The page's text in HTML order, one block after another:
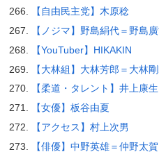
【自由民主党】木原稔
【ノジマ】野島絹代＝野島廣
【YouTuber】HIKAKIN
【大林組】大林芳郎＝大林
【柔道・タレント】井上康
【女優】板谷由夏
【アクセス】村上次男
【俳優】中野英雄＝仲野太賀